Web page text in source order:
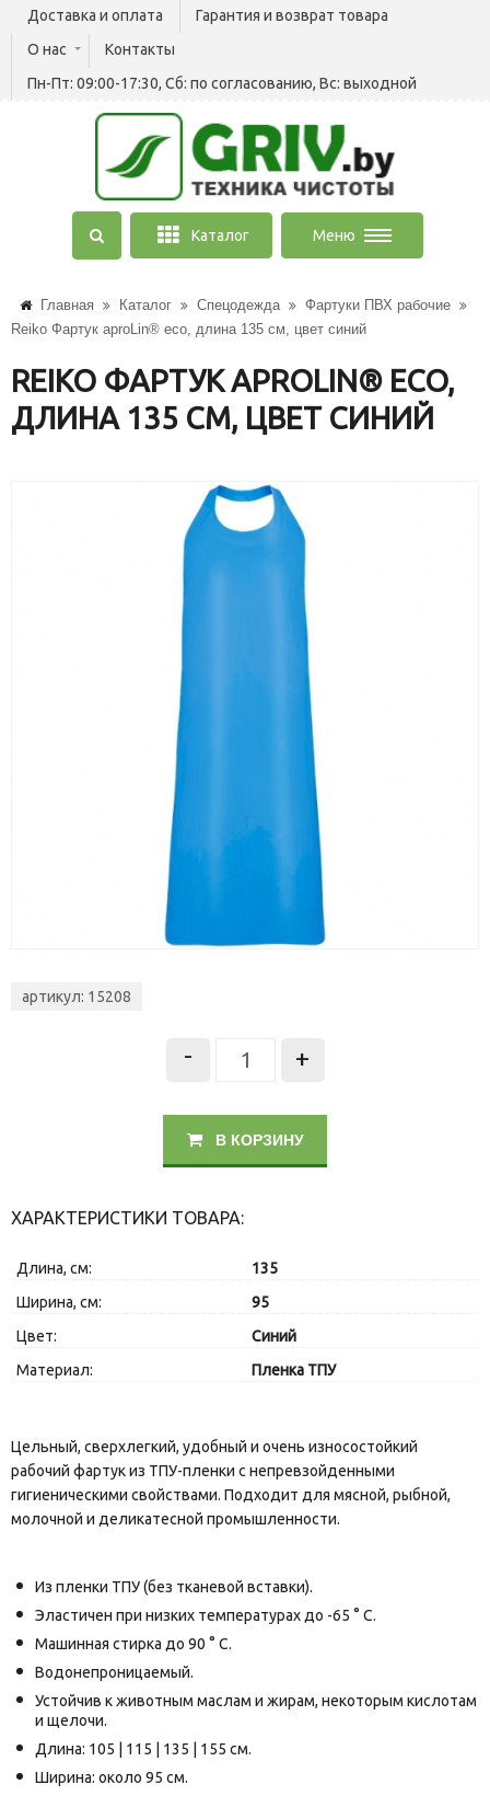
Доставка и оплата
Гарантия и возврат товара
О нас
Контакты
Пн-Пт: 09:00-17:30, Сб: по согласованию, Вс: выходной
Каталог Меню
Главная Каталог Спецодежда
Фартуки ПВХ рабочие
Reiko Фартук aproLin® eco, длина 135 см, цвет синий
REIKO ФАРТУК APROLIN® ECO,
ДЛИНА 135 СМ, ЦВЕТ СИНИЙ
артикул: 15208
- +
В КОРЗИНУ
ХАРАКТЕРИСТИКИ ТОВАРА:
Длина, см:
135
Ширина, см:
95
Цвет:
Синий
Материал:
Пленка ТПУ
Цельный, сверхлегкий, удобный и очень износостойкий
рабочий фартук из ТПУ-пленки с непревзойденными
гигиеническими свойствами. Подходит для мясной, рыбной,
молочной и деликатесной промышленности.
Из пленки ТПУ (без тканевой вставки).
Эластичен при низких температурах до -65 ° C.
Машинная стирка до 90 ° C.
Водонепроницаемый.
Устойчив к животным маслам и жирам, некоторым кислотам
и щелочи.
Длина: 105 | 115 | 135 | 155 см.
Ширина: около 95 см.